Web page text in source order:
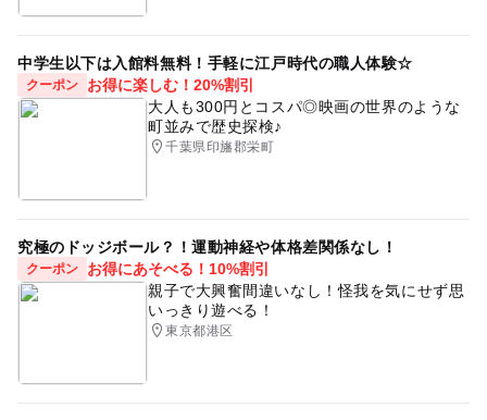
中学生以下は入館料無料！手軽に江戸時代の職人体験☆
クーポン
お得に楽しむ！20%割引
大人も300円とコスパ◎映画の世界のような
町並みで歴史探検♪
千葉県印旛郡栄町
究極のドッジボール？！運動神経や体格差関係なし！
クーポン
お得にあそべる！10%割引
親子で大興奮間違いなし！怪我を気にせず思
いっきり遊べる！
東京都港区